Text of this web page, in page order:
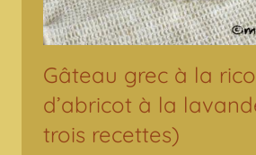
Gâteau grec à la
d’abricot à la
trois recettes)